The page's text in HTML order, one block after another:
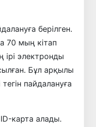
берілген.
70 мың кітап
ірі электронды
Бұл арқылы
пайдалануға
карта алады.